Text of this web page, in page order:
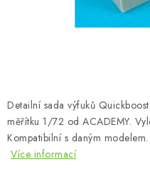
SKY RIDERS COFFEE
O nás Moje objednávka
Obchodní podmínky
Reklamační řád
Detailní sada výfuků
měřítku 1/72 od ACADEMY.
Kompatibilní s daným
Více informací